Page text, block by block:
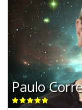
Paulo